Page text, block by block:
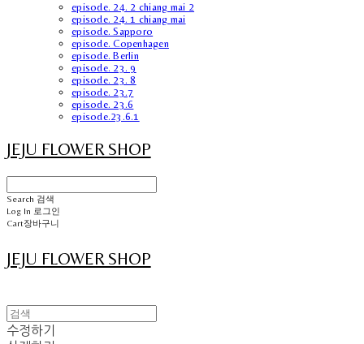
episode. 24. 2 chiang mai 2
episode. 24. 1 chiang mai
episode. Sapporo
episode. Copenhagen
episode. Berlin
episode. 23. 9
episode. 23. 8
episode. 23.7
episode. 23.6
episode.23.6.1
JEJU FLOWER SHOP
Search 검색
Log In 로그인
Cart장바구니
JEJU FLOWER SHOP
수정하기